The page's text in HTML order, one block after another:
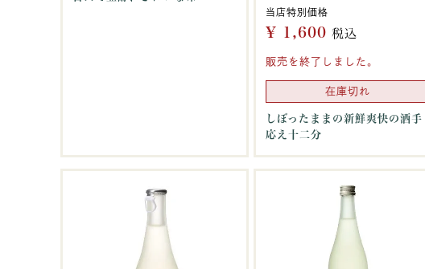
当店特別価格
¥ 1,600 税込
販売を終了しました。
在庫切れ
しぼったままの新鮮爽快の酒手
応え十二分